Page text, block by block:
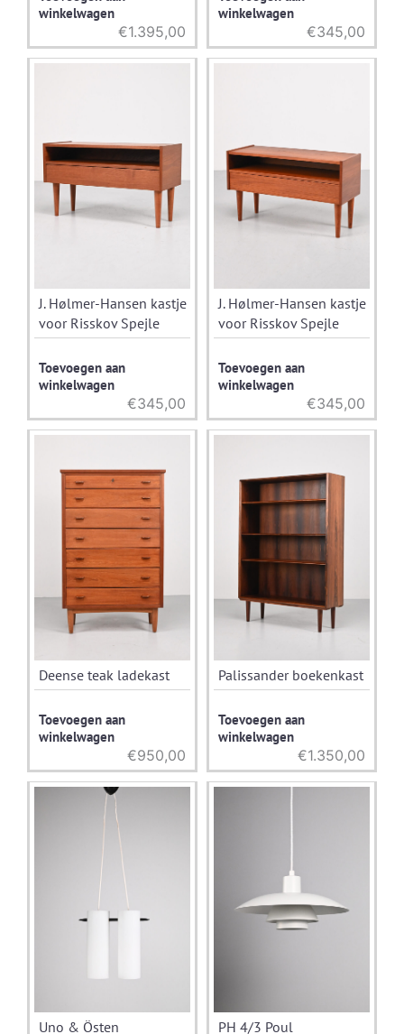
winkelwagen
€1.395,00
winkelwagen
€345,00
J. Hølmer-Hansen kastje
voor Risskov Spejle
Toevoegen aan
winkelwagen
€345,00
J. Hølmer-Hansen kastje
voor Risskov Spejle
Toevoegen aan
winkelwagen
€345,00
Deense teak ladekast
Toevoegen aan
winkelwagen
€950,00
Palissander boekenkast
Toevoegen aan
winkelwagen
€1.350,00
Uno & Östen PH 4/3 Poul